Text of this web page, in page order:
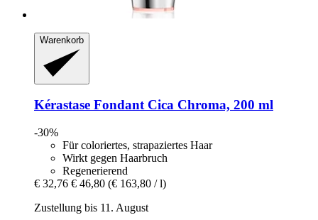
Warenkorb
Kérastase Fondant Cica Chroma, 200 ml
-30%
Für coloriertes, strapaziertes Haar
Wirkt gegen Haarbruch
Regenerierend
€ 32,76 € 46,80 (€ 163,80 / l)
Zustellung bis 11. August